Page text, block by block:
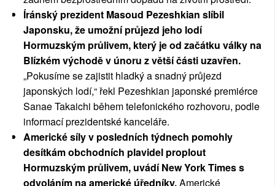
Íránský prezident Masoud Pezeshkian slíbil
Japonsku, že umožní průjezd jeho lodí
Hormuzským průlivem, který je od začátku války na
Blízkém východě v únoru z větší části uzavřen.
„Pokusíme se zajistit hladký a snadný průjezd
japonských lodí,“ řekl Pezeshkian japonské premiérce
Sanae Takaichi během telefonického rozhovoru, podle
informací prezidentské kanceláře.
Americké síly v posledních týdnech pomohly
desítkám obchodních plavidel proplout
Hormuzským průlivem, uvádí New York Times s
odvoláním na americké úředníky.Americké